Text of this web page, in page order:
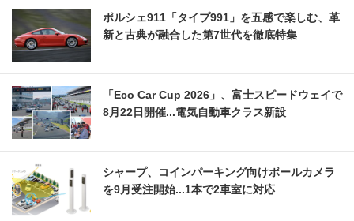
ポルシェ911「タイプ991」を五感で楽しむ、革
新と古典が融合した第7世代を徹底特集
「Eco Car Cup 2026」、富士スピードウェイで
8月22日開催...電気自動車クラス新設
シャープ、コインパーキング向けポールカメラ
を9月受注開始...1本で2車室に対応